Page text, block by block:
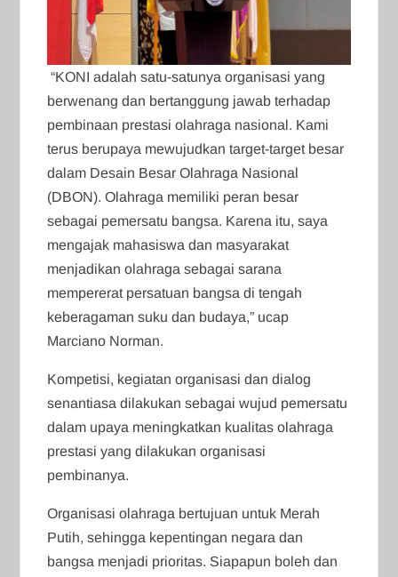
“KONI adalah satu-satunya organisasi yang
berwenang dan bertanggung jawab terhadap
pembinaan prestasi olahraga nasional. Kami
terus berupaya mewujudkan target-target besar
dalam Desain Besar Olahraga Nasional
(DBON). Olahraga memiliki peran besar
sebagai pemersatu bangsa. Karena itu, saya
mengajak mahasiswa dan masyarakat
menjadikan olahraga sebagai sarana
mempererat persatuan bangsa di tengah
keberagaman suku dan budaya,” ucap
Marciano Norman.
Kompetisi, kegiatan organisasi dan dialog
senantiasa dilakukan sebagai wujud pemersatu
dalam upaya meningkatkan kualitas olahraga
prestasi yang dilakukan organisasi
pembinanya.
Organisasi olahraga bertujuan untuk Merah
Putih, sehingga kepentingan negara dan
bangsa menjadi prioritas. Siapapun boleh dan